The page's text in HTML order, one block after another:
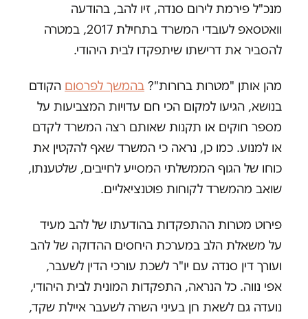
מנכ"ל פירמת לירום סנדה, זיו להב, בהודעה
וואטסאפ לעובדי המשרד בתחילת 2017, במטרה
להסביר את דרישתו שיתפקדו לבית היהודי.
מהן אותן "מטרות ברורות"? בהמשך לפרסום הקודם
בנושא, הגיעו למקום הכי חם עדויות המצביעות על
מספר חוקים או תקנות שאותם רצה המשרד לקדם
או למנוע. כמו כן, נראה כי המשרד שאף להקטין את
כוחו של הגוף הממשלתי המסייע לחייבים, שלטענתו,
שואב מהמשרד לקוחות פוטנציאליים.
פירוט מטרות ההתפקדות בהודעתו של להב מעיד
על משאלת הלב במערכת היחסים ההדוקה של להב
ועורך דין סנדה עם יו"ר לשכת עורכי הדין לשעבר,
אפי נווה. כל הנראה, התפקדות המונית לבית היהודי,
נועדה גם לשאת חן בעיני השרה לשעבר איילת שקד,